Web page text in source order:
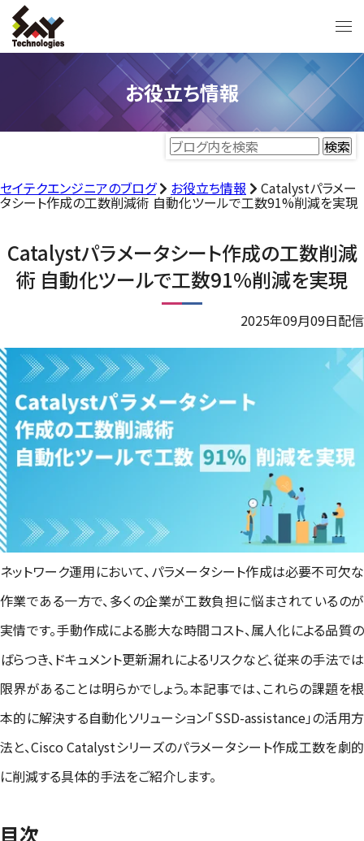
お役立ち情報
セイテクエンジニアのブログ お役立ち情報 Catalystパラメー
タシート作成の工数削減術 自動化ツールで工数91%削減を実現
Catalystパラメータシート作成の工数削減
術 自動化ツールで工数91%削減を実現
2025年09月09日配信
ネットワーク運用において、パラメータシート作成は必要不可欠な
作業である一方で、多くの企業が工数負担に悩まされているのが
実情です。手動作成による膨大な時間コスト、属人化による品質の
ばらつき、ドキュメント更新漏れによるリスクなど、従来の手法では
限界があることは明らかでしょう。本記事では、これらの課題を根
本的に解決する自動化ソリューション「SSD-assistance」の活用方
法と、Cisco Catalystシリーズのパラメータシート作成工数を劇的
に削減する具体的手法をご紹介します。
目次